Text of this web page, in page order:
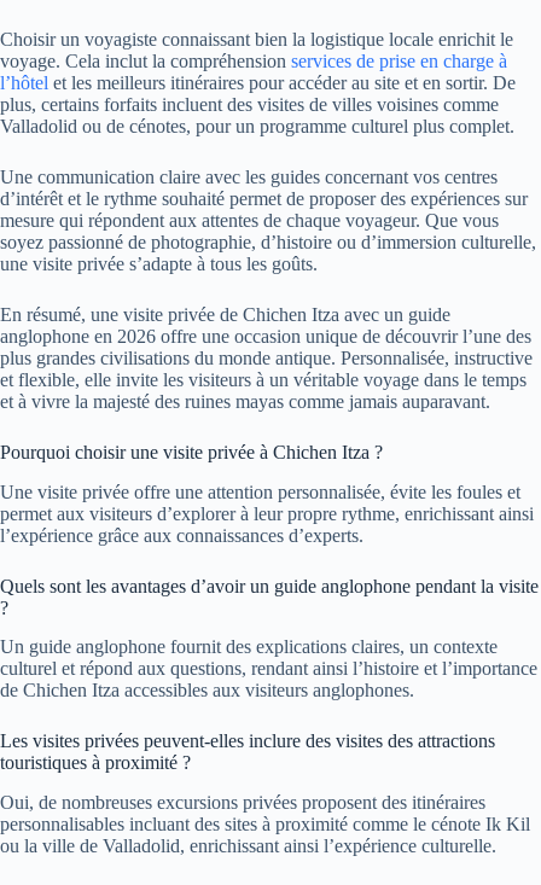
Choisir un voyagiste connaissant bien la logistique locale enrichit le
voyage. Cela inclut la compréhension services de prise en charge à
l’hôtel et les meilleurs itinéraires pour accéder au site et en sortir. De
plus, certains forfaits incluent des visites de villes voisines comme
Valladolid ou de cénotes, pour un programme culturel plus complet.
Une communication claire avec les guides concernant vos centres
d’intérêt et le rythme souhaité permet de proposer des expériences sur
mesure qui répondent aux attentes de chaque voyageur. Que vous
soyez passionné de photographie, d’histoire ou d’immersion culturelle,
une visite privée s’adapte à tous les goûts.
En résumé, une visite privée de Chichen Itza avec un guide
anglophone en 2026 offre une occasion unique de découvrir l’une des
plus grandes civilisations du monde antique. Personnalisée, instructive
et flexible, elle invite les visiteurs à un véritable voyage dans le temps
et à vivre la majesté des ruines mayas comme jamais auparavant.
Pourquoi choisir une visite privée à Chichen Itza ?
Une visite privée offre une attention personnalisée, évite les foules et
permet aux visiteurs d’explorer à leur propre rythme, enrichissant ainsi
l’expérience grâce aux connaissances d’experts.
Quels sont les avantages d’avoir un guide anglophone pendant la visite
?
Un guide anglophone fournit des explications claires, un contexte
culturel et répond aux questions, rendant ainsi l’histoire et l’importance
de Chichen Itza accessibles aux visiteurs anglophones.
Les visites privées peuvent-elles inclure des visites des attractions
touristiques à proximité ?
Oui, de nombreuses excursions privées proposent des itinéraires
personnalisables incluant des sites à proximité comme le cénote Ik Kil
ou la ville de Valladolid, enrichissant ainsi l’expérience culturelle.